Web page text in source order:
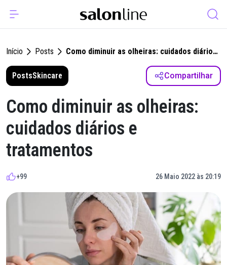
Início Posts
Como diminuir as olheiras: cuidados diários
PostsSkincare Compartilhar
Como diminuir as olheiras:
cuidados diários e
tratamentos
+99 26 Maio 2022 às 20:19